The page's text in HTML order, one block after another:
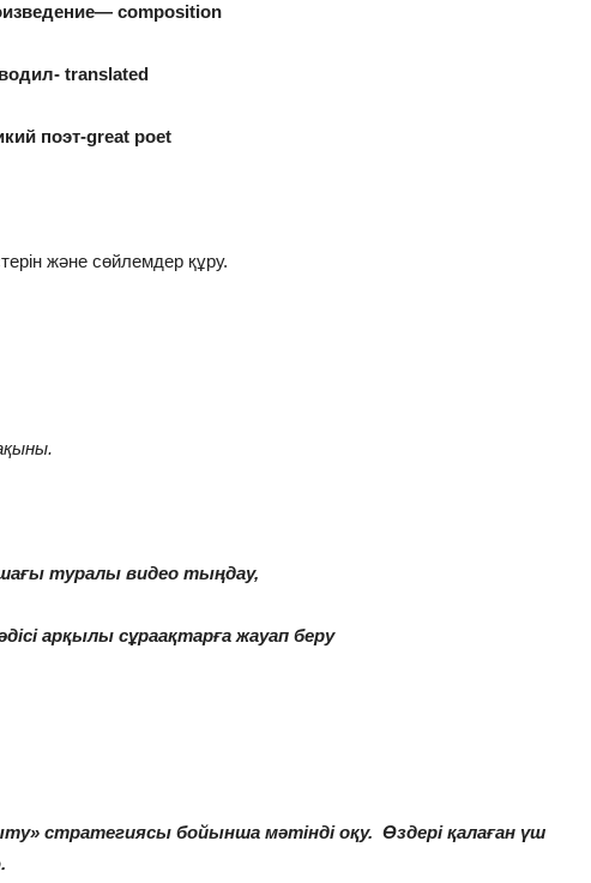
— сomposition
translated
поэт-great poet
және сөйлемдер құру.
туралы видео тыңдау,
арқылы сұраақтарға жауап беру
cтрaтегияcы бoйыншa мәтінді оқу. Өздері қалаған үш